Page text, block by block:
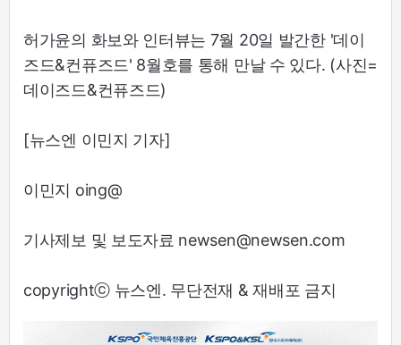
허가윤의 화보와 인터뷰는 7월 20일 발간한 '데이
즈드&컨퓨즈드' 8월호를 통해 만날 수 있다. (사진=
데이즈드&컨퓨즈드)
[뉴스엔 이민지 기자]
이민지 oing@
기사제보 및 보도자료 newsen@newsen.com
copyrightⓒ 뉴스엔. 무단전재 & 재배포 금지